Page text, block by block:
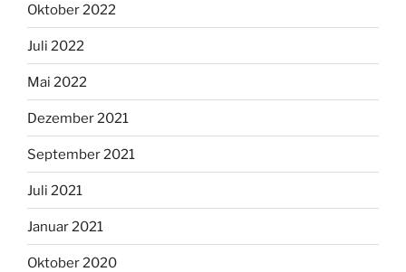
Oktober 2022
Juli 2022
Mai 2022
Dezember 2021
September 2021
Juli 2021
Januar 2021
Oktober 2020